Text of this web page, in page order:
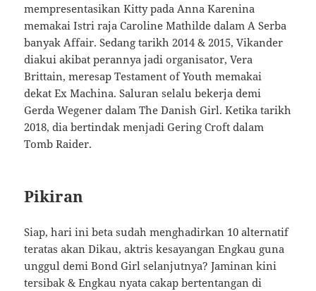
mempresentasikan Kitty pada Anna Karenina
memakai Istri raja Caroline Mathilde dalam A Serba
banyak Affair. Sedang tarikh 2014 & 2015, Vikander
diakui akibat perannya jadi organisator, Vera
Brittain, meresap Testament of Youth memakai
dekat Ex Machina. Saluran selalu bekerja demi
Gerda Wegener dalam The Danish Girl. Ketika tarikh
2018, dia bertindak menjadi Gering Croft dalam
Tomb Raider.
Pikiran
Siap, hari ini beta sudah menghadirkan 10 alternatif
teratas akan Dikau, aktris kesayangan Engkau guna
unggul demi Bond Girl selanjutnya? Jaminan kini
tersibak & Engkau nyata cakap bertentangan di